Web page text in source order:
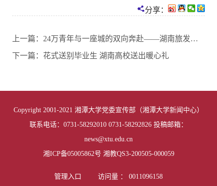
分享：
上一篇： 24万青年与一座城的双向奔赴——湖南旅发大会中的湘潭高校力量
下一篇： 花式送别毕业生 湖南高校送出暖心礼
Copyright 2001-2021 湘潭大学党委宣传部（湘潭大学新闻中心）
联系电话：0731-58292010 0731-58292826 投稿邮箱：
news@xtu.edu.cn
湘ICP备05005862号 湘教QS3-200505-000059
管理入口 访问量 ： 0011096158
01 of 03